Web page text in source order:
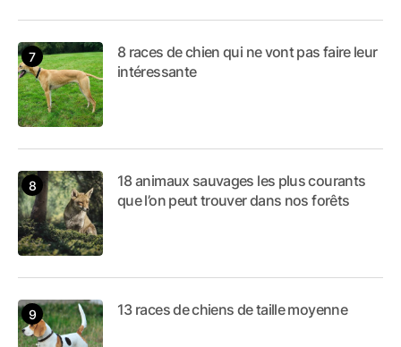
8 races de chien qui ne vont pas faire leur
intéressante
18 animaux sauvages les plus courants
que l’on peut trouver dans nos forêts
13 races de chiens de taille moyenne